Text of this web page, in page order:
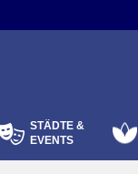
STÄDTE &
EVENTS